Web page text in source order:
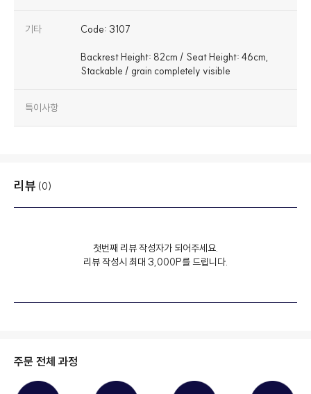
기타 Code: 3107
Backrest Height: 82cm / Seat Height: 46cm,
Stackable / grain completely visible
특이사항
리뷰 (0)
첫번째 리뷰 작성자가 되어주세요.
리뷰 작성시 최대 3,000P를 드립니다.
주문 전체 과정